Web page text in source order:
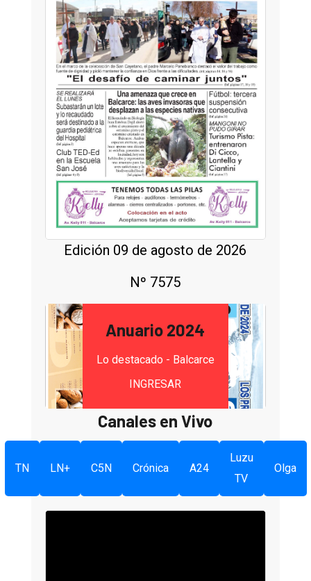
Edición 09 de agosto de 2026
Nº 7575
Anuario 2024
Lo destacado - Balcarce
INGRESAR
Canales en Vivo
TN LN+ C5N Crónica A24
Luzu
TV
Olga